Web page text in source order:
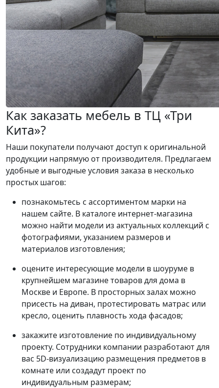
Как заказать мебель в ТЦ «Три
Кита»?
Наши покупатели получают доступ к оригинальной
продукции напрямую от производителя. Предлагаем
удобные и выгодные условия заказа в несколько
простых шагов:
познакомьтесь с ассортиментом марки на
нашем сайте. В каталоге интернет-магазина
можно найти модели из актуальных коллекций с
фотографиями, указанием размеров и
материалов изготовления;
оцените интересующие модели в шоуруме в
крупнейшем магазине товаров для дома в
Москве и Европе. В просторных залах можно
присесть на диван, протестировать матрас или
кресло, оценить плавность хода фасадов;
закажите изготовление по индивидуальному
проекту. Сотрудники компании разработают для
вас 5D-визуализацию размещения предметов в
комнате или создадут проект по
индивидуальным размерам;